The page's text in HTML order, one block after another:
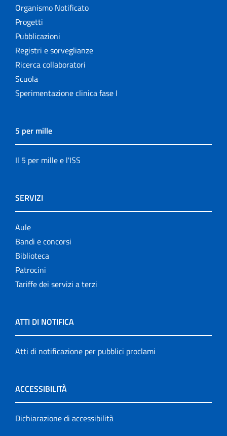
Organismo Notificato
Progetti
Pubblicazioni
Registri e sorveglianze
Ricerca collaboratori
Scuola
Sperimentazione clinica fase I
5 per mille
Il 5 per mille e l'ISS
SERVIZI
Aule
Bandi e concorsi
Biblioteca
Patrocini
Tariffe dei servizi a terzi
ATTI DI NOTIFICA
Atti di notificazione per pubblici proclami
ACCESSIBILITÀ
Dichiarazione di accessibilità